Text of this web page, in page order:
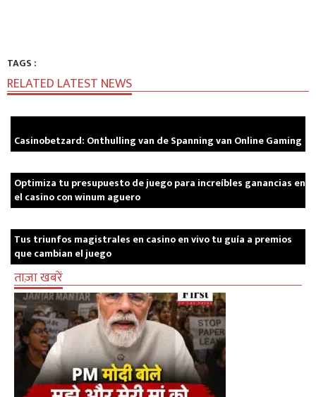
TAGS :
RELATED LATEST NEWS
Casinobetzard: Onthulling van de Spanning van Online Gaming
Optimiza tu presupuesto de juego para increíbles ganancias en
el casino con winum aguero
Tus triunfos magistrales en casino en vivo tu guía a premios
que cambian el juego
ताज़ा खबरें